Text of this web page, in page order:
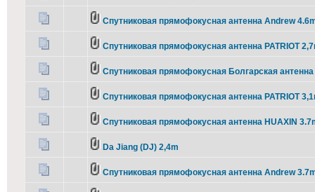
Спутниковая прямофокусная антенна Andrew
Спутниковая прямофокусная антенна PATRIOT
Спутниковая прямофокусная Болгарская
Спутниковая прямофокусная антенна PATRIOT
Спутниковая прямофокусная антенна HUAXIN
Da Jiang (DJ) 2,4m
Спутниковая прямофокусная антенна Andrew